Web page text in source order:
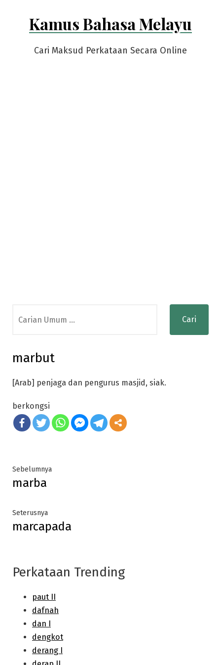
Kamus Bahasa Melayu
Cari Maksud Perkataan Secara Online
for:
marbut
[Arab] penjaga dan pengurus masjid, siak.
berkongsi
Post
navigation
SebelumnyaPrevious
marba
SeterusnyaNext
post:
marcapada
Perkataan Trending